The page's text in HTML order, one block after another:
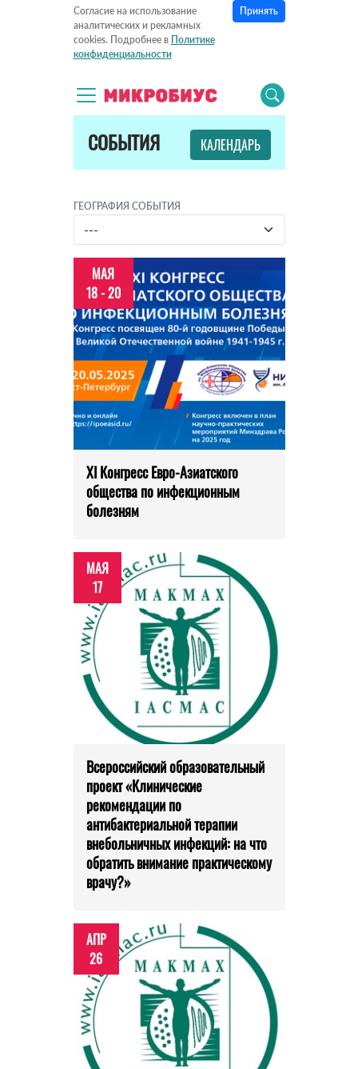
Согласие на использование
аналитических и рекламных
cookies. Подробнее в Политике
конфиденциальности
Принять
СОБЫТИЯ КАЛЕНДАРЬ
ГЕОГРАФИЯ СОБЫТИЯ
МАЯ
18 - 20
XI Конгресс Евро-Азиатского
общества по инфекционным
болезням
МАЯ
17
Всероссийский образовательный
проект «Клинические
рекомендации по
антибактериальной терапии
внебольничных инфекций: на что
обратить внимание практическому
врачу?»
АПР
26